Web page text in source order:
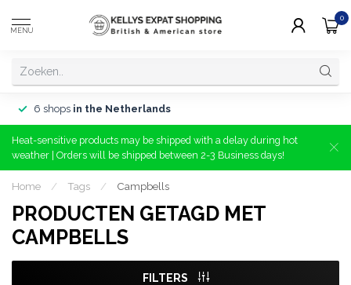
MENU
0
6 shops in the Netherlands
Heat-sensitive products may be shipped with a delay during hot
weather | Orders will be shipped between 2-3 Business days!
Home / Tags / Campbells
PRODUCTEN GETAGD MET
CAMPBELLS
FILTERS